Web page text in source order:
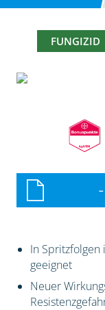
FUNGIZID
In Spritzfolgen
geeignet
Neuer